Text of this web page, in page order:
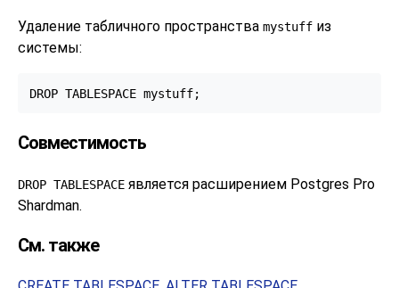
Удаление табличного пространства mystuff из
системы:
DROP TABLESPACE mystuff;
Совместимость
DROP TABLESPACE является расширением Postgres Pro
Shardman.
См. также